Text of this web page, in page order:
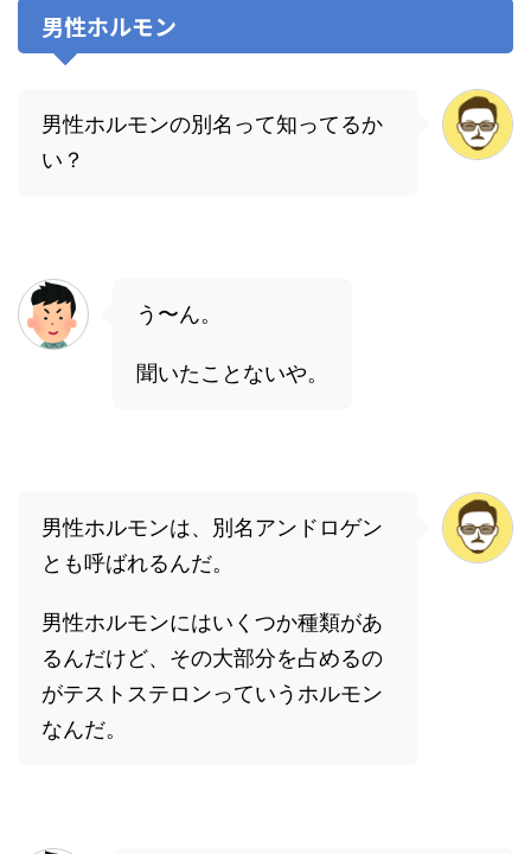
男性ホルモン
男性ホルモンの別名って知ってるか
い？
う〜ん。
聞いたことないや。
男性ホルモンは、別名アンドロゲン
とも呼ばれるんだ。
男性ホルモンにはいくつか種類があ
るんだけど、その大部分を占めるの
がテストステロンっていうホルモン
なんだ。